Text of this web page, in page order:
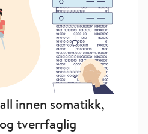
innen somatikk,
tverrfaglig